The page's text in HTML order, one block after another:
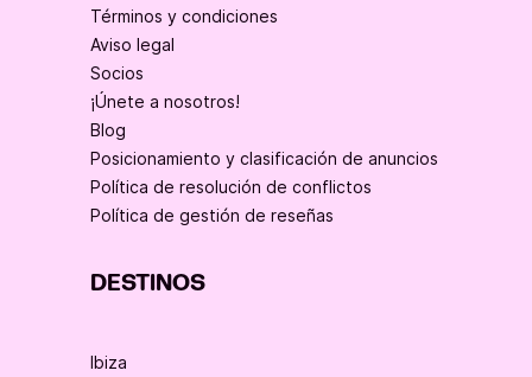
Términos y condiciones
Aviso legal
Socios
¡Únete a nosotros!
Blog
Posicionamiento y clasificación de anuncios
Política de resolución de conflictos
Política de gestión de reseñas
DESTINOS
Ibiza